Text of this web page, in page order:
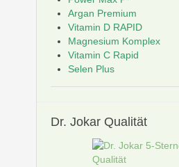
Argan Premium
Vitamin D RAPID
Magnesium Komplex
Vitamin C Rapid
Selen Plus
Dr. Jokar Qualität